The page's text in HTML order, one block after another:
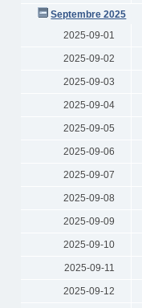
Septembre 2025
2025-09-01
2025-09-02
2025-09-03
2025-09-04
2025-09-05
2025-09-06
2025-09-07
2025-09-08
2025-09-09
2025-09-10
2025-09-11
2025-09-12